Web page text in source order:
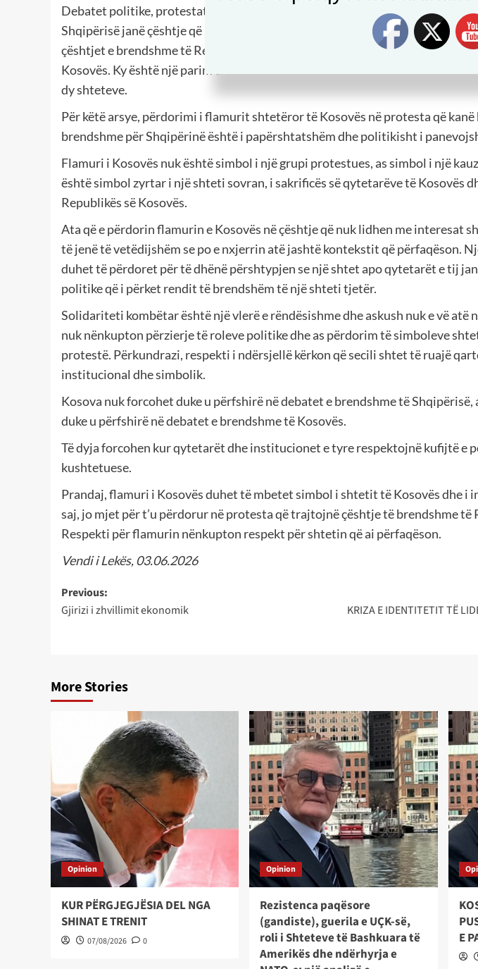
Debatet politike, protestat dhe proceset që lidhen me qeverisjen e
Shqipërisë janë çështje që u përkasin para së gjithash qytetarëve të
çështjet e brendshme të Republikës së Kosovës janë përgjegjësi e qytetarëve
Kosovës. Ky është një parim themelor i shtetësisë demokratike dhe i
dy shteteve.
Për këtë arsye, përdorimi i flamurit shtetëror të Kosovës në protesta që
brendshme për Shqipërinë është i papërshtatshëm dhe politikisht i
Flamuri i Kosovës nuk është simbol i një grupi protestues, as simbol i një
është simbol zyrtar i një shteti sovran, i sakrificës së qytetarëve të Kosovës
Republikës së Kosovës.
Ata që e përdorin flamurin e Kosovës në çështje që nuk lidhen me interesat
të jenë të vetëdijshëm se po e nxjerrin atë jashtë kontekstit që përfaqëson.
duhet të përdoret për të dhënë përshtypjen se një shtet apo qytetarët e tij
politike që i përket rendit të brendshëm të një shteti tjetër.
Solidariteti kombëtar është një vlerë e rëndësishme dhe askush nuk e vë atë
nuk nënkupton përzierje të roleve politike dhe as përdorim të simboleve
protestë. Përkundrazi, respekti i ndërsjellë kërkon që secili shtet të ruajë
institucional dhe simbolik.
Kosova nuk forcohet duke u përfshirë në debatet e brendshme të
duke u përfshirë në debatet e brendshme të Kosovës.
Të dyja forcohen kur qytetarët dhe institucionet e tyre respektojnë kufijtë e
kushtetuese.
Prandaj, flamuri i Kosovës duhet të mbetet simbol i shtetit të Kosovës dhe i
saj, jo mjet për t’u përdorur në protesta që trajtojnë çështje të brendshme të
Respekti për flamurin nënkupton respekt për shtetin që ai përfaqëson.
Vendi i Lekës, 03.06.2026
Post
navigation
Previous:
Gjirizi i zhvillimit ekonomik
KRIZA E IDENTITETIT TË
More Stories
Opinion
KUR PËRGJEGJËSIA DEL NGA
SHINAT E TRENIT
07/08/2026 0
Opinion
Rezistenca paqësore
(gandiste), guerila e UÇK-së,
roli i Shteteve të Bashkuara të
Amerikës dhe ndërhyrja e
E